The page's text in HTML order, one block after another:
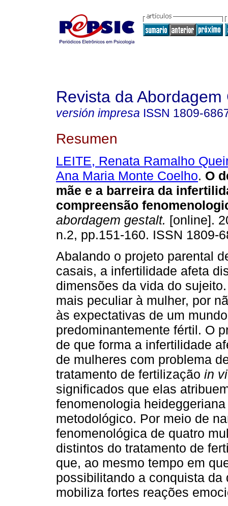
Revista da Abordagem
versión impresa ISSN 1809-
Resumen
LEITE, Renata Ramalho
Ana Maria Monte Coelho. O
mãe e a barreira da
compreensão
abordagem gestalt. [online].
n.2, pp.151-160. ISSN 1809-
Abalando o projeto parental
casais, a infertilidade afeta
dimensões da vida do
mais peculiar à mulher, por
às expectativas de um mundo
predominantemente fértil. O
de que forma a infertilidade
de mulheres com problema
tratamento de fertilização in
significados que elas
fenomenologia
metodológico. Por meio de
fenomenológica de quatro
distintos do tratamento de
que, ao mesmo tempo em
possibilitando a conquista
mobiliza fortes reações